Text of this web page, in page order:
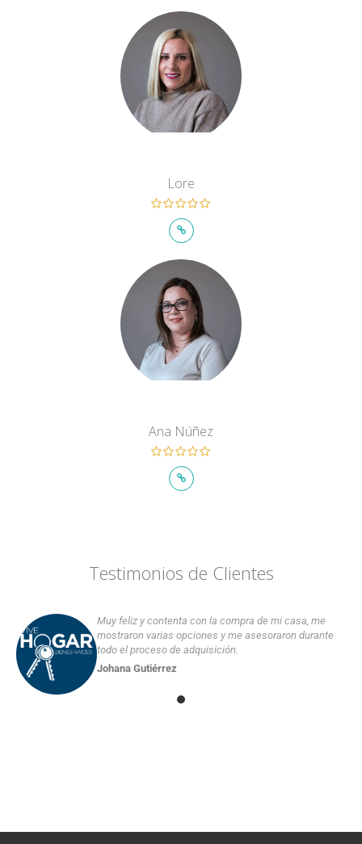
Lore
Ana Núñez
Testimonios de Clientes
Muy feliz y contenta con la compra de mi casa, me
mostraron varias opciones y me asesoraron durante
todo el proceso de adquisición.
Johana Gutiérrez